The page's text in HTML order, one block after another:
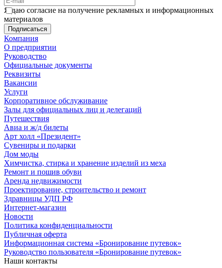
Я даю согласие на получение рекламных и информационных
материалов
Компания
О предприятии
Руководство
Официальные документы
Реквизиты
Вакансии
Услуги
Корпоративное обслуживание
Залы для официальных лиц и делегаций
Путешествия
Авиа и ж/д билеты
Арт холл «Президент»
Сувениры и подарки
Дом моды
Химчистка, стирка и хранение изделий из меха
Ремонт и пошив обуви
Аренда недвижимости
Проектирование, строительство и ремонт
Здравницы УДП РФ
Интернет-магазин
Новости
Политика конфиденциальности
Публичная оферта
Информационная система «Бронирование путевок»
Руководство пользователя «Бронирование путевок»
Наши контакты